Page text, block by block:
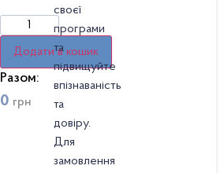
Додати в кошик
Разом:
0 грн
своєї
програми
та
підвищуйте
впізнаваність
та
довіру.
Для
замовлення